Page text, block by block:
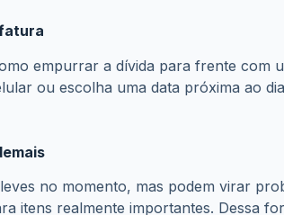
empurrar a dívida para frente com
ou escolha uma data próxima ao
no momento, mas podem virar
itens realmente importantes. Dessa